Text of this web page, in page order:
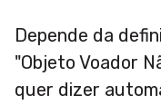
Depende da
"Objeto Voador
quer dizer